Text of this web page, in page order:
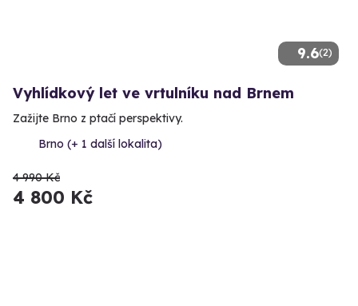
9.6(2)
Vyhlídkový let ve vrtulníku nad Brnem
Zažijte Brno z ptačí perspektivy.
Brno (+ 1 další lokalita)
4 990 Kč
4 800 Kč